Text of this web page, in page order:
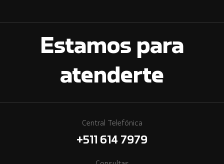
Estamos para
atenderte
Central Telefónica
+511 614 7979